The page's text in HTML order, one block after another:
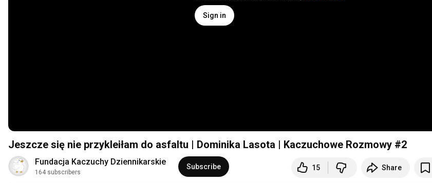
Sign in
Jeszcze się nie przykleiłam do asfaltu | Dominika Lasota | Kaczuchowe Rozmowy #2
Fundacja Kaczuchy Dziennikarskie
164 subscribers
Subscribe 15 Share